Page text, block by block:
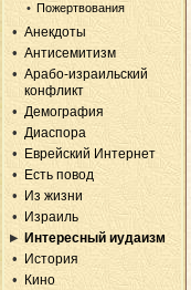
Пожертвования
Анекдоты
Антисемитизм
Арабо-израильский
конфликт
Демография
Диаспора
Еврейский Интернет
Есть повод
Из жизни
Израиль
Интересный иудаизм
История
Кино